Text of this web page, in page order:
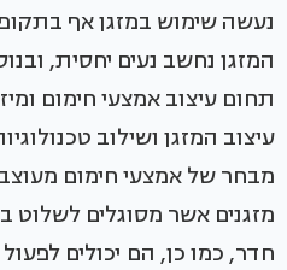
נעשה שימוש במזגן אף
המזגן נחשב נעים יחסית,
תחום עיצוב אמצעי חימום
עיצוב המזגן ושילוב
מבחר של אמצעי חימום
מזגנים אשר מסוגלים
חדר, כמו כן, הם יכולים